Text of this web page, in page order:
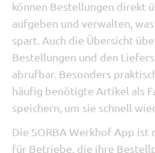
können Bestellungen direkt
aufgeben und verwalten,
spart. Auch die Übersicht
Bestellungen und den
abrufbar. Besonders
häufig benötigte Artikel als
speichern, um sie schnell
Die SORBA Werkhof App ist
für Betriebe, die ihre